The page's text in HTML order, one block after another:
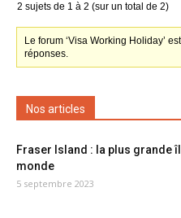
2 sujets de 1 à 2 (sur un total de 2)
Le forum ‘Visa Working Holiday’
réponses.
Nos articles
Fraser Island : la plus grande
monde
5 septembre 2023